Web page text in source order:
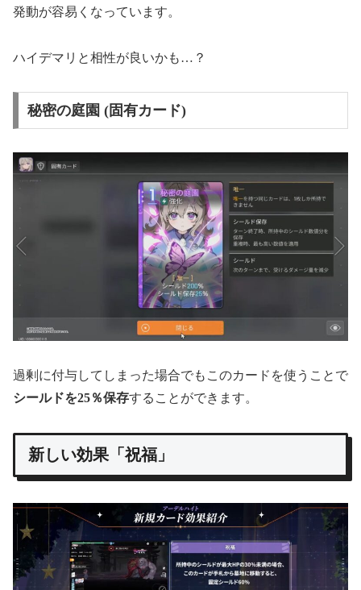
発動が容易くなっています。
ハイデマリと相性が良いかも…？
秘密の庭園 (固有カード)
過剰に付与してしまった場合でもこのカードを使うことで
シールドを25％保存することができます。
新しい効果「祝福」